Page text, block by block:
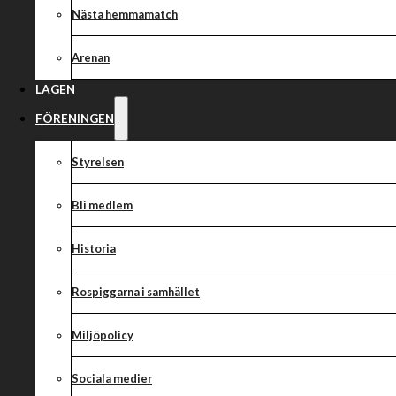
Nästa hemmamatch
Arenan
LAGEN
FÖRENINGEN
Styrelsen
Bli medlem
Historia
Rospiggarna i samhället
Miljöpolicy
Sociala medier
det
att ha förlorat borta mot Västervik med 37-53 har de ett övertag
på vår hemmabana och med fjolårets kvartsfinal i minnet
Rospiggarna:
1. Antonio Lindbäck
2. Kim Nilsson (K)
3. Kai Huckenbeck
4. Dimitri Bergé
5. Luke Becker